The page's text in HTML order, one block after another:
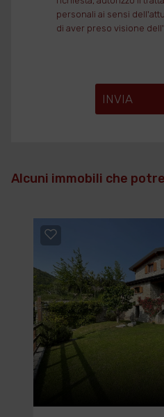
personali ai sensi
di aver preso visione
INVIA
Alcuni immobili che